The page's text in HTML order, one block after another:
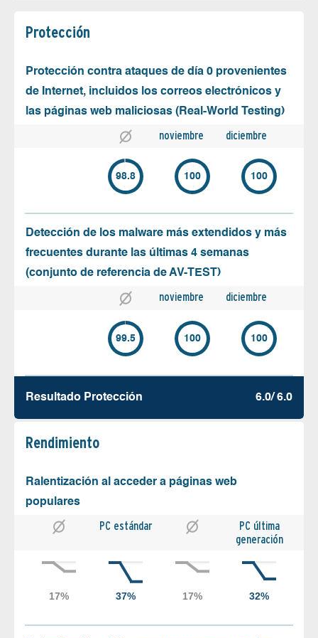
Protección
Protección contra ataques de día 0 provenientes
de Internet, incluidos los correos electrónicos y
las páginas web maliciosas (Real-World Testing)
noviembre diciembre
98.8 100 100
Detección de los malware más extendidos y más
frecuentes durante las últimas 4 semanas
(conjunto de referencia de AV-TEST)
noviembre diciembre
99.5 100 100
Resultado Protección 6.0/ 6.0
Rendimiento
Ralentización al acceder a páginas web
populares
PC estándar
PC última
generación